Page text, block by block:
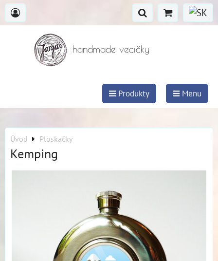
handmade vecičky
Produkty Menu
Úvod Ploskačky
Kemping